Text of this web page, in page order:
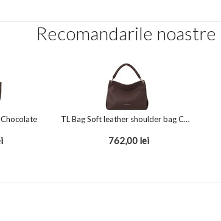
Recomandarile noastre
TL Bag Soft leather shoulder bag Chocolate
762,00 lei